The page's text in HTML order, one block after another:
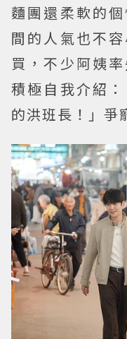
麵團還柔軟的
間的人氣也不
買，不少阿姨
積極自我介紹
的洪班長！」爭